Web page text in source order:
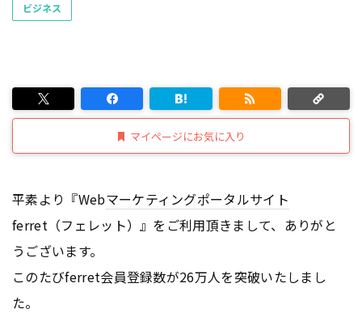
ビジネス
マイページにお気に入り
平素より『Webマーケティングポータルサイト
ferret（フェレット）』をご利用頂きまして、ありがと
うございます。
このたびferret会員登録数が26万人を突破いたしまし
た。